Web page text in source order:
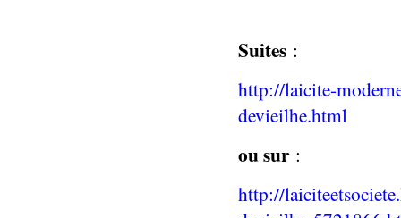
Suites :
http://laicite-
devieilhe.html
ou sur:
http://